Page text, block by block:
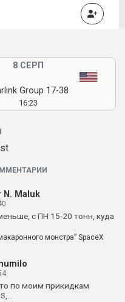
8 СЕРП
Group 17-38
16:23
N. Maluk
с ПН 15-20 тонн, куда
монстра” SpaceX
по моим прикидкам